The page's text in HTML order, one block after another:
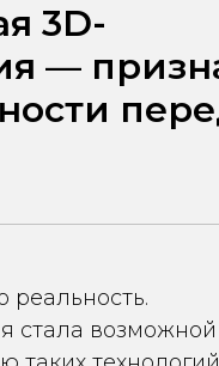
3D-
—
реальность.
стала возможной